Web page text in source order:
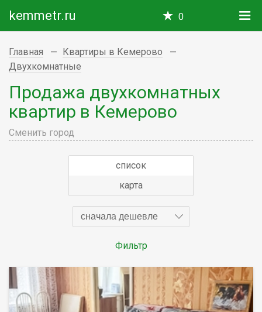
kemmetr.ru 0
Главная
Квартиры в Кемерово
Двухкомнатные
Продажа двухкомнатных
квартир в Кемерово
Сменить город
список
карта
сначала дешевле
Фильтр